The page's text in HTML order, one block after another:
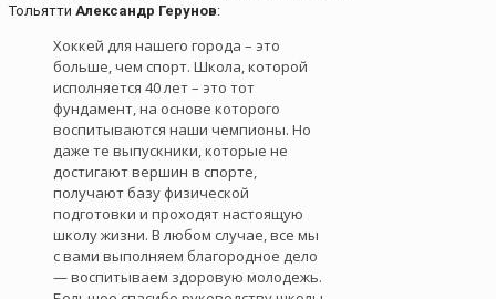
Тольятти Александр Герунов:
Хоккей для нашего города – это
больше, чем спорт. Школа, которой
исполняется 40 лет – это тот
фундамент, на основе которого
воспитываются наши чемпионы. Но
даже те выпускники, которые не
достигают вершин в спорте,
получают базу физической
подготовки и проходят настоящую
школу жизни. В любом случае, все мы
с вами выполняем благородное дело
— воспитываем здоровую молодежь.